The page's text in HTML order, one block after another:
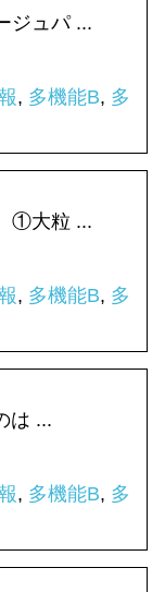
ジュパ ...
, 多機能B, 多
①大粒 ...
, 多機能B, 多
は ...
, 多機能B, 多